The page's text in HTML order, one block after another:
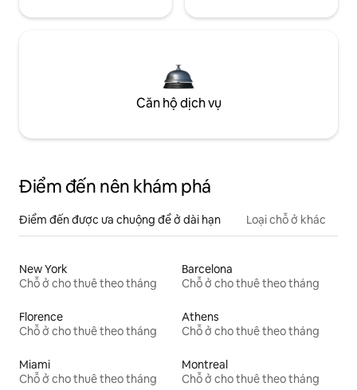
Căn hộ dịch vụ
Điểm đến nên khám phá
Điểm đến được ưa chuộng để ở dài hạn Loại chỗ ở khác
New York
Chỗ ở cho thuê theo tháng
Barcelona
Chỗ ở cho thuê theo tháng
Florence
Chỗ ở cho thuê theo tháng
Athens
Chỗ ở cho thuê theo tháng
Miami
Chỗ ở cho thuê theo tháng
Montreal
Chỗ ở cho thuê theo tháng